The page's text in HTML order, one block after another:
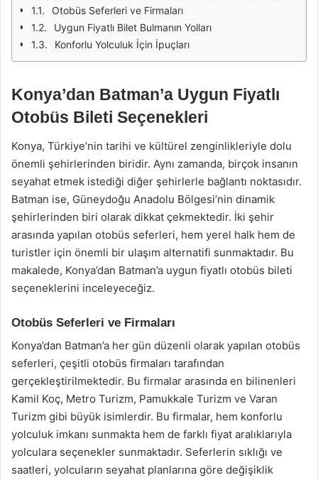
Otobüs Seferleri ve Firmaları
Uygun Fiyatlı Bilet Bulmanın Yolları
Konforlu Yolculuk İçin İpuçları
Konya’dan Batman’a Uygun Fiyatlı
Otobüs Bileti Seçenekleri
Konya, Türkiye’nin tarihi ve kültürel zenginlikleriyle dolu
önemli şehirlerinden biridir. Aynı zamanda, birçok insanın
seyahat etmek istediği diğer şehirlerle bağlantı noktasıdır.
Batman ise, Güneydoğu Anadolu Bölgesi’nin dinamik
şehirlerinden biri olarak dikkat çekmektedir. İki şehir
arasında yapılan otobüs seferleri, hem yerel halk hem de
turistler için önemli bir ulaşım alternatifi sunmaktadır. Bu
makalede, Konya’dan Batman’a uygun fiyatlı otobüs bileti
seçeneklerini inceleyeceğiz.
Otobüs Seferleri ve Firmaları
Konya’dan Batman’a her gün düzenli olarak yapılan otobüs
seferleri, çeşitli otobüs firmaları tarafından
gerçekleştirilmektedir. Bu firmalar arasında en bilinenleri
Kamil Koç, Metro Turizm, Pamukkale Turizm ve Varan
Turizm gibi büyük isimlerdir. Bu firmalar, hem konforlu
yolculuk imkanı sunmakta hem de farklı fiyat aralıklarıyla
yolculara seçenekler sunmaktadır. Seferlerin sıklığı ve
saatleri, yolcuların seyahat planlarına göre değişiklik